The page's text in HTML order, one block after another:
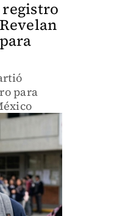
registro
para